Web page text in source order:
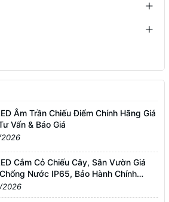
Âm Trần Chiếu Điểm Chính Hãng Giá
Vấn & Báo Giá
Cắm Cỏ Chiếu Cây, Sân Vườn Giá
Nước IP65, Bảo Hành Chính
2026